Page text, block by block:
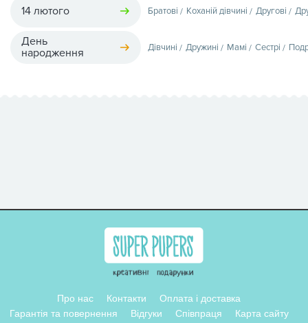
14 лютого Братові Коханій дівчині Другові
День
народження
Дівчині Дружині Мамі Сестрі
Про нас Контакти
Оплата і доставка
Гарантія та повернення
Відгуки Співпраця Карта сайту